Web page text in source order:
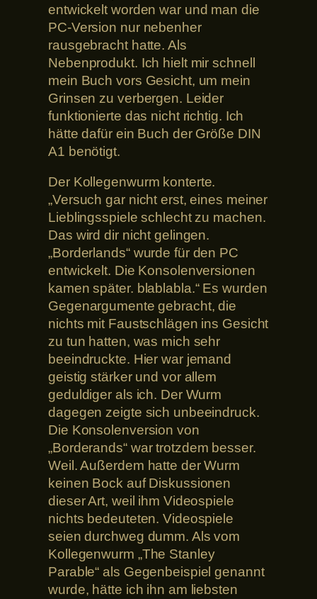
entwickelt worden war und man die
PC-Version nur nebenher
rausgebracht hatte. Als
Nebenprodukt. Ich hielt mir schnell
mein Buch vors Gesicht, um mein
Grinsen zu verbergen. Leider
funktionierte das nicht richtig. Ich
hätte dafür ein Buch der Größe DIN
A1 benötigt.
Der Kollegenwurm konterte.
„Versuch gar nicht erst, eines meiner
Lieblingsspiele schlecht zu machen.
Das wird dir nicht gelingen.
„Borderlands“ wurde für den PC
entwickelt. Die Konsolenversionen
kamen später. blablabla.“ Es wurden
Gegenargumente gebracht, die
nichts mit Faustschlägen ins Gesicht
zu tun hatten, was mich sehr
beeindruckte. Hier war jemand
geistig stärker und vor allem
geduldiger als ich. Der Wurm
dagegen zeigte sich unbeeindruck.
Die Konsolenversion von
„Borderands“ war trotzdem besser.
Weil. Außerdem hatte der Wurm
keinen Bock auf Diskussionen
dieser Art, weil ihm Videospiele
nichts bedeuteten. Videospiele
seien durchweg dumm. Als vom
Kollegenwurm „The Stanley
Parable“ als Gegenbeispiel genannt
wurde, hätte ich ihn am liebsten